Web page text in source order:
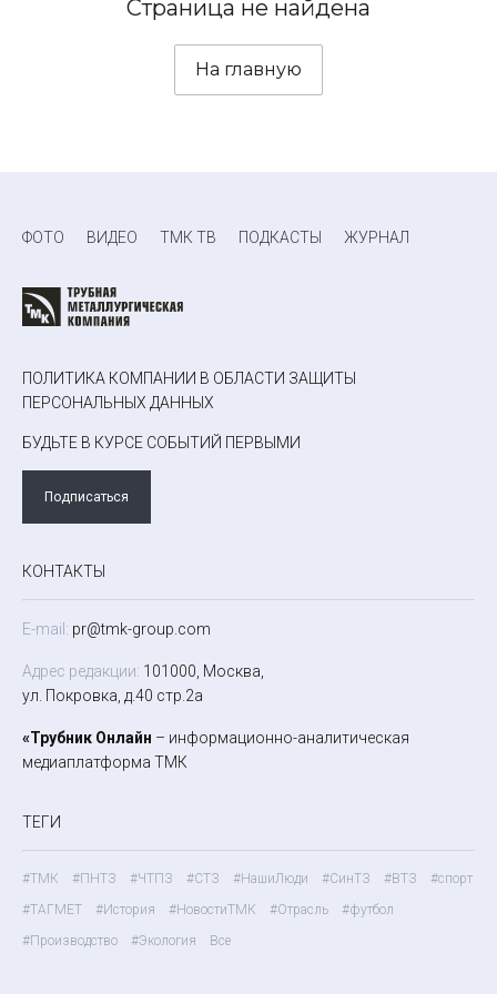
Страница не найдена
На главную
ФОТО ВИДЕО ТМК ТВ ПОДКАСТЫ ЖУРНАЛ
ПОЛИТИКА КОМПАНИИ В ОБЛАСТИ ЗАЩИТЫ
ПЕРСОНАЛЬНЫХ ДАННЫХ
БУДЬТЕ В КУРСЕ СОБЫТИЙ ПЕРВЫМИ
Подписаться
КОНТАКТЫ
E-mail: pr@tmk-group.com
Адрес редакции: 101000, Москва,
ул. Покровка, д.40 стр.2а
«Трубник Онлайн – информационно-аналитическая
медиаплатформа ТМК
ТЕГИ
#ТМК #ПНТЗ #ЧТПЗ #СТЗ #НашиЛюди #СинТЗ #ВТЗ
#спорт
#ТАГМЕТ
#История #НовостиТМК #Отрасль
#футбол
#Производство
#Экология Все